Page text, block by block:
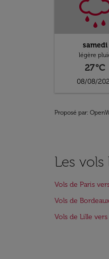
samedi
légère
27°C
08/08/
Proposé par:
Les
Vols de Paris
Vols de
Vols de Lille